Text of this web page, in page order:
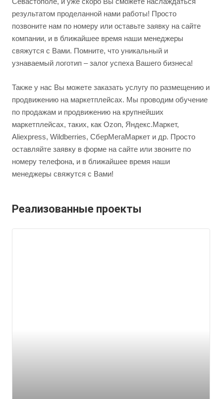
результатом проделанной нами работы! Просто
позвоните нам по номеру или оставьте заявку на сайте
компании, и в ближайшее время наши менеджеры
свяжутся с Вами. Помните, что уникальный и
узнаваемый логотип – залог успеха Вашего бизнеса!
Также у нас Вы можете заказать услугу по размещению и
продвижению на маркетплейсах. Мы проводим обучение
по продажам и продвижению на крупнейших
маркетплейсах, таких, как Ozon, Яндекс.Маркет,
Aliexpress, Wildberries, СберМегаМаркет и др. Просто
оставляйте заявку в форме на сайте или звоните по
номеру телефона, и в ближайшее время наши
менеджеры свяжутся с Вами!
Реализованные проекты